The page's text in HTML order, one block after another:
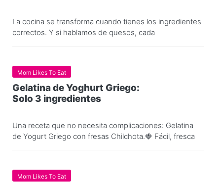
La cocina se transforma cuando tienes los ingredientes
correctos. Y si hablamos de quesos, cada
Mom Likes To Eat
Gelatina de Yoghurt Griego:
Solo 3 ingredientes
Una receta que no necesita complicaciones: Gelatina
de Yogurt Griego con fresas Chilchota.🍓 Fácil, fresca
Mom Likes To Eat